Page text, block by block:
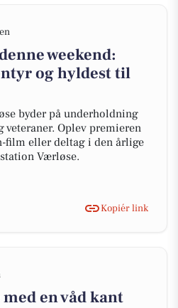
weekend:
og hyldest til
byder på underholdning
veteraner. Oplev premieren
film eller deltag i den årlige
Værløse.
Kopiér link
en våd kant